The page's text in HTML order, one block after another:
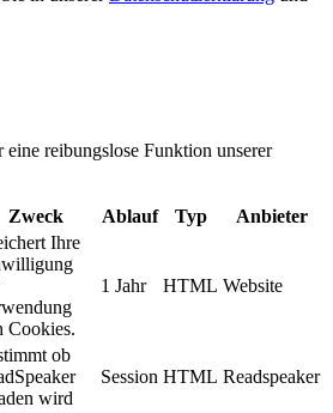
reibungslose Funktion unserer
Zweck Ablauf Typ Anbieter
Ihre
Cookies.
1 Jahr HTML Website
ob
wird
Session HTML Readspeaker